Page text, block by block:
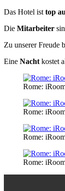
Das Hotel ist top
Die Mitarbeiter
Zu unserer Freude
Eine Nacht kostet
Rome:
Rome:
Rome:
Rome: